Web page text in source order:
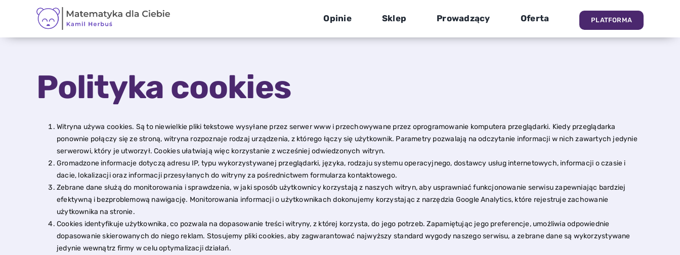
Opinie Sklep Prowadzący Oferta PLATFORMA
Polityka cookies
Witryna używa cookies. Są to niewielkie pliki tekstowe wysyłane przez serwer www i przechowywane przez oprogramowanie komputera przeglądarki. Kiedy przeglądarka
ponownie połączy się ze stroną, witryna rozpoznaje rodzaj urządzenia, z którego łączy się użytkownik. Parametry pozwalają na odczytanie informacji w nich zawartych jedynie
serwerowi, który je utworzył. Cookies ułatwiają więc korzystanie z wcześniej odwiedzonych witryn.
Gromadzone informacje dotyczą adresu IP, typu wykorzystywanej przeglądarki, języka, rodzaju systemu operacyjnego, dostawcy usług internetowych, informacji o czasie i
dacie, lokalizacji oraz informacji przesyłanych do witryny za pośrednictwem formularza kontaktowego.
Zebrane dane służą do monitorowania i sprawdzenia, w jaki sposób użytkownicy korzystają z naszych witryn, aby usprawniać funkcjonowanie serwisu zapewniając bardziej
efektywną i bezproblemową nawigację. Monitorowania informacji o użytkownikach dokonujemy korzystając z narzędzia Google Analytics, które rejestruje zachowanie
użytkownika na stronie.
Cookies identyfikuje użytkownika, co pozwala na dopasowanie treści witryny, z której korzysta, do jego potrzeb. Zapamiętując jego preferencje, umożliwia odpowiednie
dopasowanie skierowanych do niego reklam. Stosujemy pliki cookies, aby zagwarantować najwyższy standard wygody naszego serwisu, a zebrane dane są wykorzystywane
jedynie wewnątrz firmy w celu optymalizacji działań.